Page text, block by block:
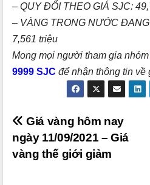
– QUY ĐỔI THEO GIÁ SJC:
– VÀNG TRONG NƯỚC
7,561 triệu
Mong mọi người tham gia nhóm
9999 SJC để nhận thông tin về
Điều
hướng
bài
Giá vàng hôm nay
ngày 11/09/2021 – Giá
vàng thế giới giảm